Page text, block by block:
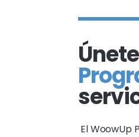
El WoowUp